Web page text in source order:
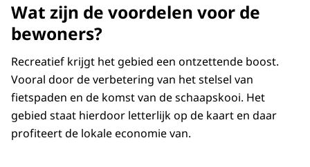
Wat zijn de voordelen voor de
bewoners?
Recreatief krijgt het gebied een ontzettende boost.
Vooral door de verbetering van het stelsel van
fietspaden en de komst van de schaapskooi. Het
gebied staat hierdoor letterlijk op de kaart en daar
profiteert de lokale economie van.